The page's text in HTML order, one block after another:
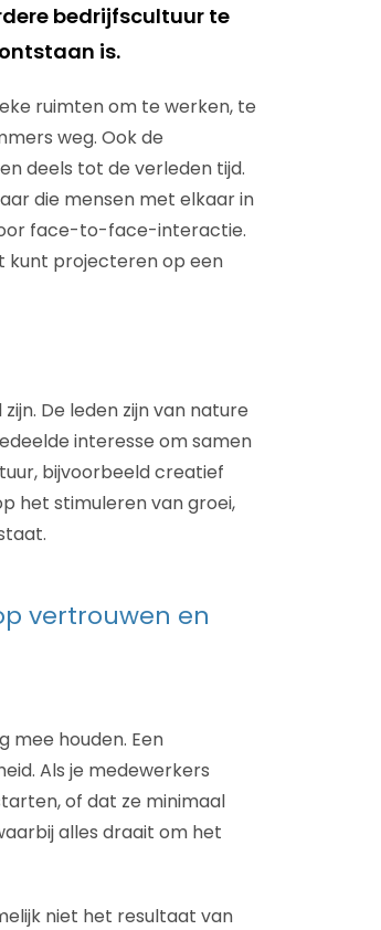
bedrijfscultuur te
is.
ruimten om te werken, te
weg. Ook de
deels tot de verleden tijd.
die mensen met elkaar in
face-to-face-interactie.
kunt projecteren op een
De leden zijn van nature
interesse om samen
bijvoorbeeld creatief
het stimuleren van groei,
vertrouwen en
mee houden. Een
Als je medewerkers
of dat ze minimaal
alles draait om het
niet het resultaat van